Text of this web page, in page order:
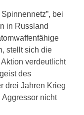
bei
in Russland
stellt sich die
verdeutlicht
des
drei Jahren Krieg
nicht